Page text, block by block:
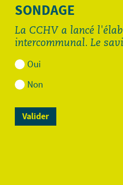
SONDAGE
La CCHV a lancé
intercommunal. Le
Oui
Non